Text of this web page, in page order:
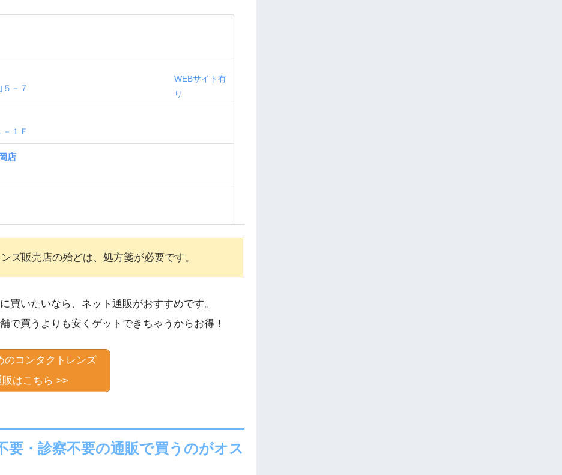
－７
WEBサイト有
り
１Ｆ
店
り
４０５
－１７
ズ販売店の殆どは、処方箋が必要です。
買いたいなら、ネット通販がおすすめです。
で買うよりも安くゲットできちゃうからお得！
のコンタクトレンズ
販はこちら >>
要・診察不要の通販で買うのがオス